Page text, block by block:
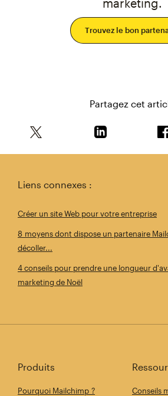
marketing.
Trouvez le bon
Partagez cet
Liens connexes :
Créer un site Web pour votre entreprise
8 moyens dont dispose un partenaire
décoller...
4 conseils pour prendre une longueur
marketing de Noël
Produits
Pourquoi Mailchimp ?
Conseils